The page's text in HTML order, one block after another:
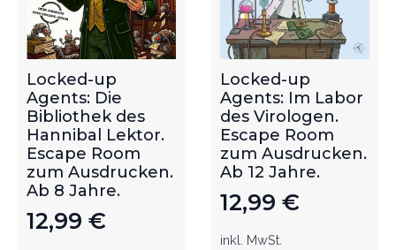
Locked-up
Agents: Die
Bibliothek des
Hannibal Lektor.
Escape Room
zum Ausdrucken.
Ab 8 Jahre.
12,99 €
Locked-up
Agents: Im Labor
des Virologen.
Escape Room
zum Ausdrucken.
Ab 12 Jahre.
12,99 €
inkl. MwSt.